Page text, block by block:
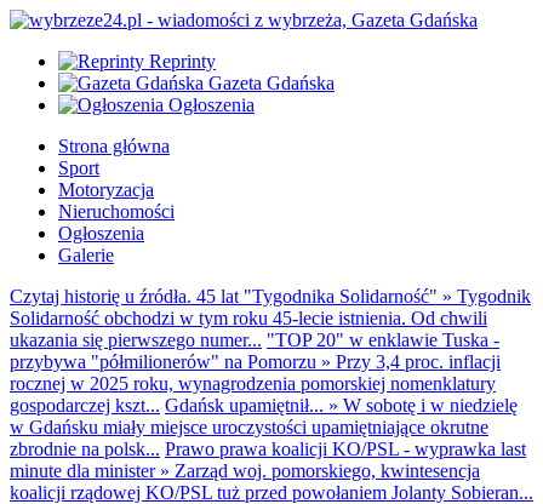
Reprinty
Gazeta Gdańska
Ogłoszenia
Strona główna
Sport
Motoryzacja
Nieruchomości
Ogłoszenia
Galerie
Czytaj historię u źródła. 45 lat "Tygodnika Solidarność" » Tygodnik
Solidarność obchodzi w tym roku 45-lecie istnienia. Od chwili
ukazania się pierwszego numer... "TOP 20" w enklawie Tuska -
przybywa "półmilionerów" na Pomorzu » Przy 3,4 proc. inflacji
rocznej w 2025 roku, wynagrodzenia pomorskiej nomenklatury
gospodarczej kszt... Gdańsk upamiętnił... » W sobotę i w niedzielę
w Gdańsku miały miejsce uroczystości upamiętniające okrutne
zbrodnie na polsk... Prawo prawa koalicji KO/PSL - wyprawka last
minute dla minister» Zarząd woj. pomorskiego, kwintesencja
koalicji rządowej KO/PSL tuż przed powołaniem Jolanty Sobieran...